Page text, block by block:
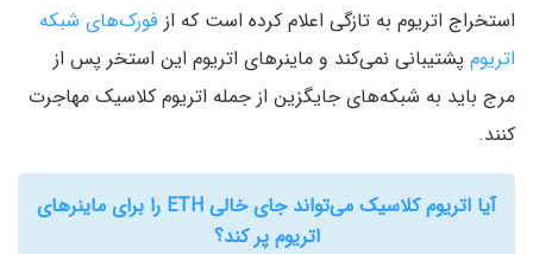
استخراج اتریوم به تازگی اعلام کرده است که از فورک‌های شبکه
اتریوم پشتیبانی نمی‌کند و ماینرهای اتریوم این استخر پس از
مرج باید به شبکه‌های جایگزین از جمله اتریوم کلاسیک مهاجرت
کنند.
آیا اتریوم کلاسیک می‌تواند جای خالی ETH را برای ماینرهای
اتریوم پر کند؟